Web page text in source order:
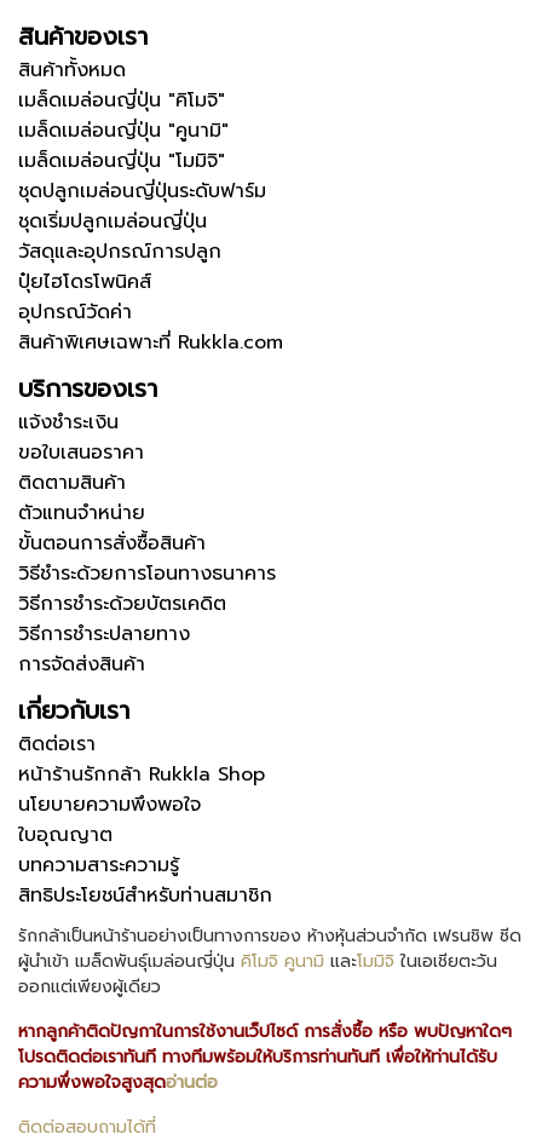
สินค้าของเรา
สินค้าทั้งหมด
เมล็ดเมล่อนญี่ปุ่น "คิโมจิ"
เมล็ดเมล่อนญี่ปุ่น "คูนามิ"
เมล็ดเมล่อนญี่ปุ่น "โมมิจิ"
ชุดปลูกเมล่อนญี่ปุ่นระดับฟาร์ม
ชุดเริ่มปลูกเมล่อนญี่ปุ่น
วัสดุและอุปกรณ์การปลูก
ปุ๋ยไฮโดรโพนิคส์
อุปกรณ์วัดค่า
สินค้าพิเศษเฉพาะที่ Rukkla.com
บริการของเรา
แจ้งชำระเงิน
ขอใบเสนอราคา
ติดตามสินค้า
ตัวแทนจำหน่าย
ขั้นตอนการสั่งซื้อสินค้า
วิธีชำระด้วยการโอนทางธนาคาร
วิธีการชำระด้วยบัตรเคดิต
วิธีการชำระปลายทาง
การจัดส่งสินค้า
เกี่ยวกับเรา
ติดต่อเรา
หน้าร้านรักกล้า Rukkla Shop
นโยบายความพึงพอใจ
ใบอุณญาต
บทความสาระความรู้
สิทธิประโยชน์สำหรับท่านสมาชิก
รักกล้าเป็นหน้าร้านอย่างเป็นทางการของ ห้างหุ้นส่วนจำกัด เฟรนชิพ ซีด
ผู้นำเข้า เมล็ดพันธุ์เมล่อนญี่ปุ่น คิโมจิ คูนามิ และโมมิจิ ในเอเชียตะวัน
ออกแต่เพียงผู้เดียว
หากลูกค้าติดปัญกาในการใช้งานเว็ปไซด์ การสั่งซื้อ หรือ พบปัญหาใดๆ
โปรดติดต่อเราทันที ทางทีมพร้อมให้บริการท่านทันที เพื่อให้ท่านได้รับ
ความพึ่งพอใจสูงสุดอ่านต่อ
ติดต่อสอบถามได้ที่